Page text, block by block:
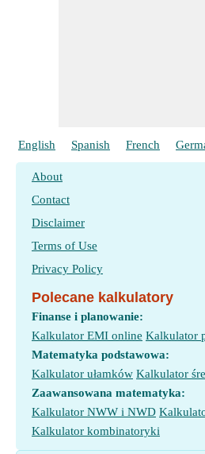
English Spanish French
About
Contact
Disclaimer
Terms of Use
Privacy Policy
Polecane kalkulatory
Finanse i planowanie:
Kalkulator EMI online Kalkulator
Matematyka podstawowa:
Kalkulator ułamków Kalkulator
Zaawansowana matematyka:
Kalkulator NWW i NWD
Kalkulator kombinatoryki